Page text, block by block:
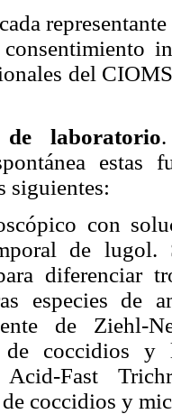
del
de laboratorio
estas
siguientes:
con
de
diferenciar
especies de
de Ziehl-
de coccidios y
Fast
coccidios y